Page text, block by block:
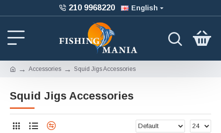
210 9968220 English
Accessories Squid Jigs Accessories
Squid Jigs Accessories